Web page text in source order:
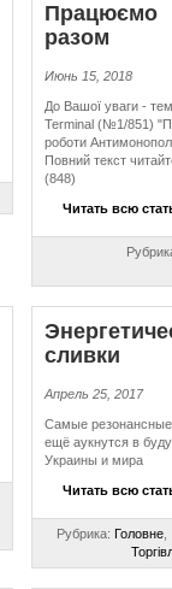
Працюємо
разом
Июнь 15, 2018
До Вашої уваги -
Terminal (№1/851)
роботи
Повний текст
(848)
Читать всю
сливки
Апрель 25, 2017
Самые резонансные
ещё аукнутся в
Украины и мира
Читать всю
Рубрика: Головне